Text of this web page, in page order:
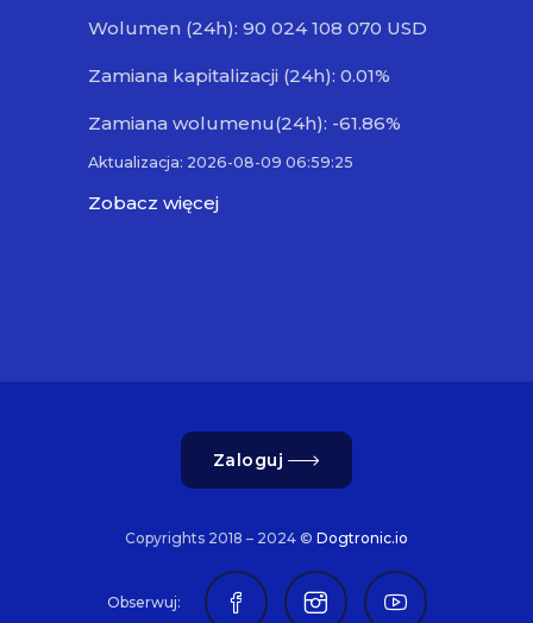
Wolumen (24h): 90 024 108 070 USD
Zamiana kapitalizacji (24h): 0.01%
Zamiana wolumenu(24h): -61.86%
Aktualizacja: 2026-08-09 06:59:25
Zobacz więcej
Zaloguj
Copyrights 2018 – 2024 © Dogtronic.io
Obserwuj: